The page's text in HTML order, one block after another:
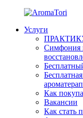
Перейти
содержимому
AromaTori
Эфирные
Услуги
Симфония
Как
Вакансии
Как стать